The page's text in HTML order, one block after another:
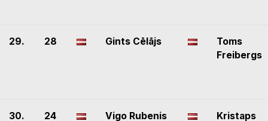
29. 28 Gints Cēlājs
Toms
Freibergs
30. 24 Vigo Rubenis Kristaps